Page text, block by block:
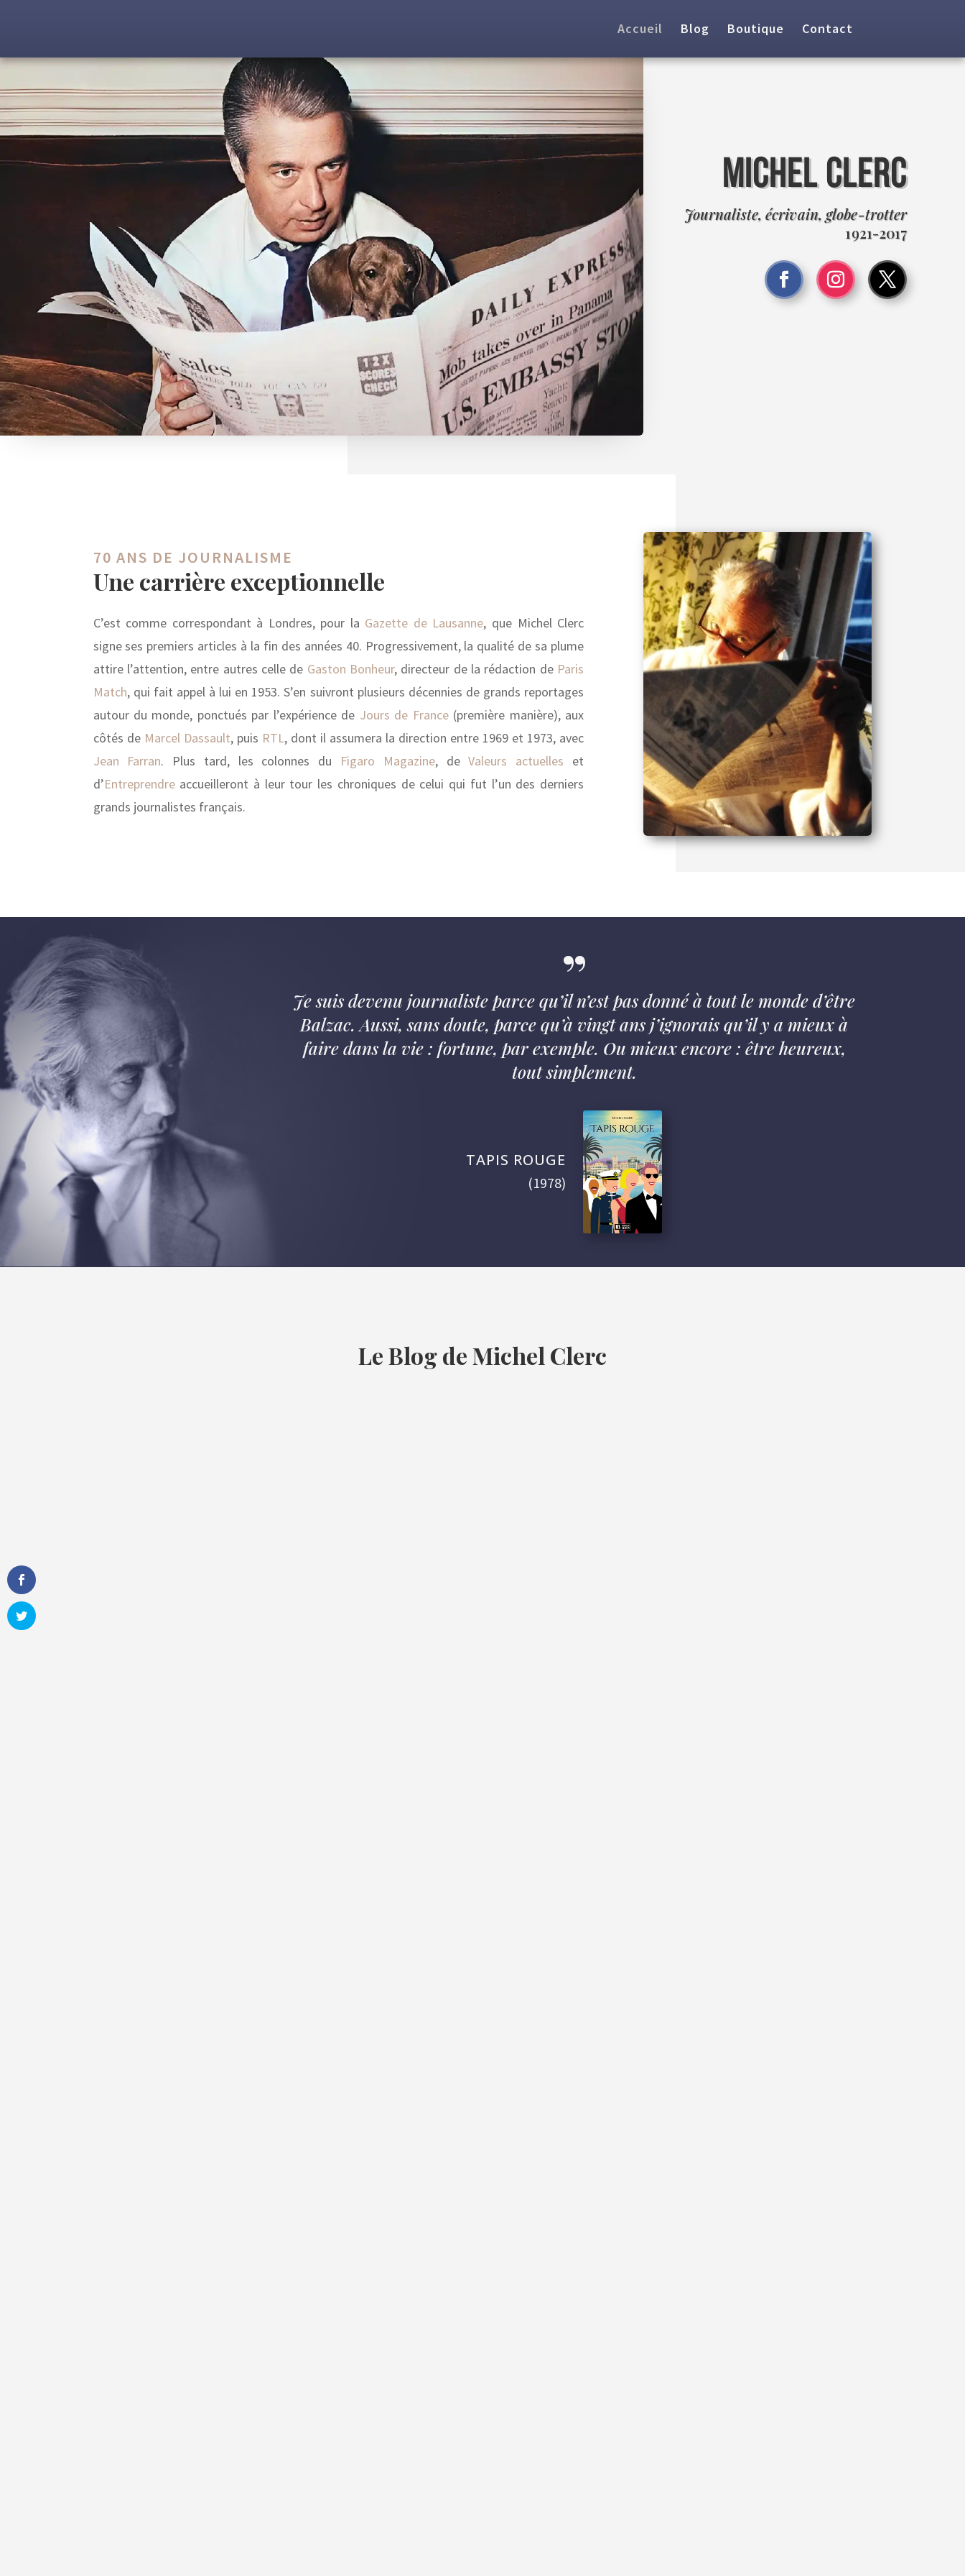
Accueil Blog Boutique Contact
MICHEL CLERC
Journaliste, écrivain, globe-trotter
1921-2017
70 ANS DE JOURNALISME
Une carrière exceptionnelle
C’est comme correspondant à Londres, pour la Gazette de Lausanne, que Michel Clerc
signe ses premiers articles à la fin des années 40. Progressivement, la qualité de sa plume
attire l’attention, entre autres celle de Gaston Bonheur, directeur de la rédaction de Paris
Match, qui fait appel à lui en 1953. S’en suivront plusieurs décennies de grands reportages
autour du monde, ponctués par l’expérience de Jours de France(première manière), aux
côtés de Marcel Dassault, puis RTL, dont il assumera la direction entre 1969 et 1973, avec
Jean Farran. Plus tard, les colonnes du Figaro Magazine, deValeurs actuelles et
d’Entreprendreaccueilleront à leur tour les chroniques de celui qui fut l’un des derniers
grands journalistes français.
”
Je suis devenu journaliste parce qu’il n’est pas donné à tout le monde d’être
Balzac. Aussi, sans doute, parce qu’à vingt ans j’ignorais qu’il y a mieux à
faire dans la vie : fortune, par exemple. Ou mieux encore : être heureux,
tout simplement.
TAPIS ROUGE
(1978)
Le Blog de Michel Clerc